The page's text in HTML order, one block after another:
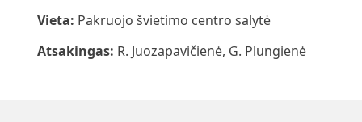
Vieta: Pakruojo švietimo centro salytė
Atsakingas: R. Juozapavičienė, G. Plungienė